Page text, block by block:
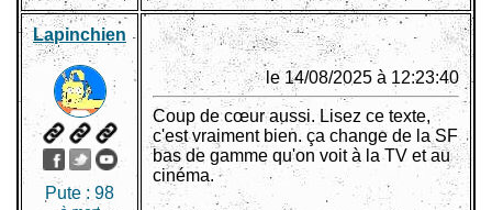
Lapinchien
Pute : 98
le 14/08/2025 à 12:23:40
Coup de cœur aussi. Lisez ce texte,
c'est vraiment bien. ça change de la SF
bas de gamme qu'on voit à la TV et au
cinéma.